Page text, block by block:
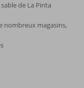
de La Pinta
nombreux magasins,